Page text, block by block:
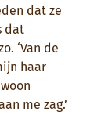
dat ze
dat
‘Van de
haar
me zag.’